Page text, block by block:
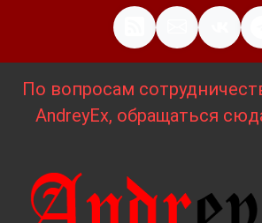
По вопросам
AndreyEx, обращаться